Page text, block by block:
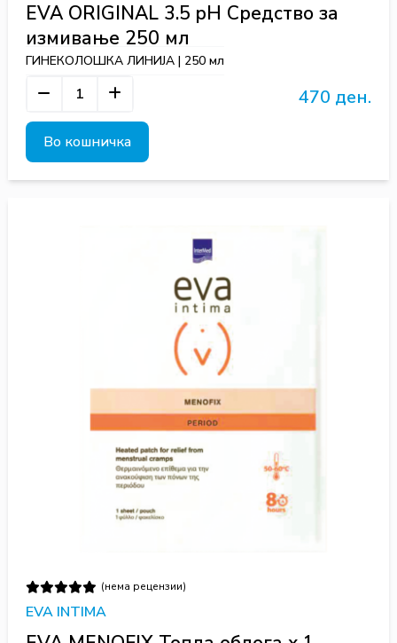
EVA ORIGINAL 3.5 pH Средство за
измивање 250 мл
ГИНЕКОЛОШКА ЛИНИЈА | 250 мл
470 ден.
Во кошничка
(нема рецензии)
EVA INTIMA